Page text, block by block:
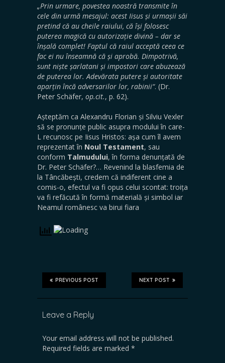
„Prin urmare, povestea noastră transmite în
cele din urmă mesajul: acest Iisus și urmașii săi
pretind că au cheile raiului, că își folosesc
puterea magică cu autorizație divină – dar se
înșală complet! Faptul că raiul acceptă ceea ce
fac ei nu înseamnă că și aprobă. Dimpotrivă,
sunt niște șarlatani și impostori care abuzează
de puterea lor. Adevărata putere și autoritate
aparțin încă adversarilor lor, rabinii“. (Dr.
Peter Schäfer, op.cit., p. 62).
Așteptăm ca Alexandru Florian și Silviu Vexler
să se pronunțe public asupra modului în care-
L recunosc pe Iisus Hristos: așa cum îl avem
reprezentat în Noul Testament, sau
conform Talmudului, în forma denunțată de
Dr. Peter Schäfer?… Revenind la blasfemia de
la Tâncăbești, credem că indiferent cine a
comis-o, efectul va fi opus celui scontat: troița
va fi refăcută în formă materială și simbol iar
Neamul românesc va birui fiara
NEXT POST
PREVIOUS POST
Leave a Reply
Your email address will not be published.
Required fields are marked *